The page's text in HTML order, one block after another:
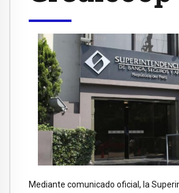
Mediante comunicado oficial, la